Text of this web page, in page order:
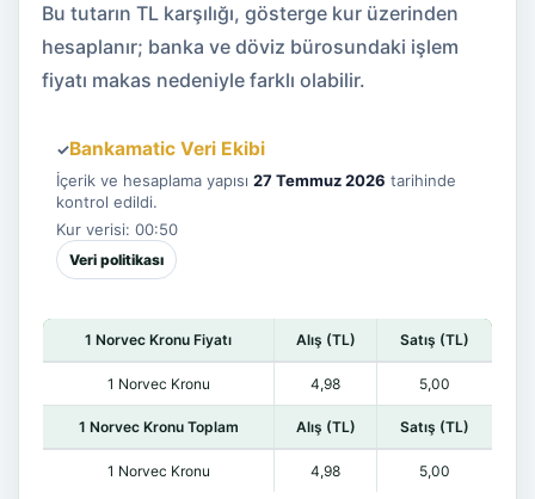
Bu tutarın TL karşılığı, gösterge kur üzerinden
hesaplanır; banka ve döviz bürosundaki işlem
fiyatı makas nedeniyle farklı olabilir.
✓Bankamatic Veri Ekibi
İçerik ve hesaplama yapısı 27 Temmuz 2026 tarihinde
kontrol edildi.
Kur verisi: 00:50
Veri politikası
1 Norvec Kronu Fiyatı Alış (TL) Satış (TL)
1 Norvec Kronu 4,98 5,00
1 Norvec Kronu Toplam Alış (TL) Satış (TL)
1 Norvec Kronu 4,98 5,00